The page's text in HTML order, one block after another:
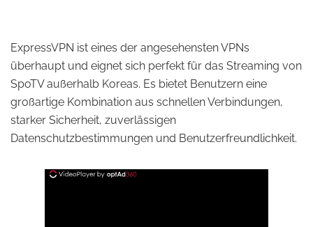
ExpressVPN ist eines der angesehensten VPNs
überhaupt und eignet sich perfekt für das Streaming von
SpoTV außerhalb Koreas. Es bietet Benutzern eine
großartige Kombination aus schnellen Verbindungen,
starker Sicherheit, zuverlässigen
Datenschutzbestimmungen und Benutzerfreundlichkeit.